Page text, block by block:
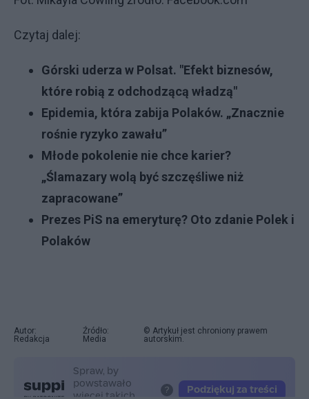
Czytaj dalej:
Górski uderza w Polsat. "Efekt biznesów,
które robią z odchodzącą władzą"
Epidemia, która zabija Polaków. „Znacznie
rośnie ryzyko zawału”
Młode pokolenie nie chce karier?
„Ślamazary wolą być szczęśliwe niż
zapracowane”
Prezes PiS na emeryturę? Oto zdanie Polek i
Polaków
Autor:
Redakcja
Źródło:
Media
© Artykuł jest chroniony prawem
autorskim.